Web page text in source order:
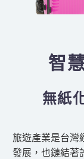
智
無紙
旅遊產業是台灣
發展，也鏈結著